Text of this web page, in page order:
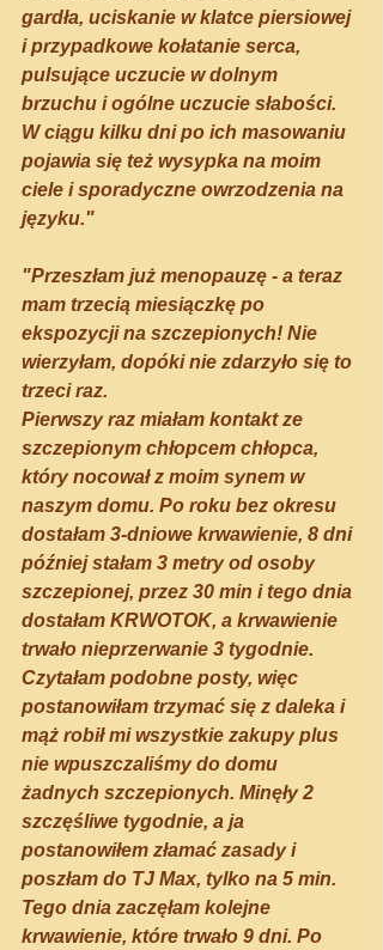
gardła, uciskanie w klatce piersiowej
i przypadkowe kołatanie serca,
pulsujące uczucie w dolnym
brzuchu i ogólne uczucie słabości.
W ciągu kilku dni po ich masowaniu
pojawia się też wysypka na moim
ciele i sporadyczne owrzodzenia na
języku."
"Przeszłam już menopauzę - a teraz
mam trzecią miesiączkę po
ekspozycji na szczepionych! Nie
wierzyłam, dopóki nie zdarzyło się to
trzeci raz.
Pierwszy raz miałam kontakt ze
szczepionym chłopcem chłopca,
który nocował z moim synem w
naszym domu. Po roku bez okresu
dostałam 3-dniowe krwawienie, 8 dni
później stałam 3 metry od osoby
szczepionej, przez 30 min i tego dnia
dostałam KRWOTOK, a krwawienie
trwało nieprzerwanie 3 tygodnie.
Czytałam podobne posty, więc
postanowiłam trzymać się z daleka i
mąż robił mi wszystkie zakupy plus
nie wpuszczaliśmy do domu
żadnych szczepionych. Minęły 2
szczęśliwe tygodnie, a ja
postanowiłem złamać zasady i
poszłam do TJ Max, tylko na 5 min.
Tego dnia zaczęłam kolejne
krwawienie, które trwało 9 dni. Po